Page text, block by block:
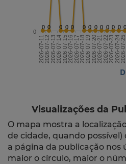
0 0 0 0 0 0 0 0 0 0 0 0 0
2026-07-112026-07-122026-07-132026-07-142026-07-152026-07-162026-07-172026-07-182026-07-192026-07-202026-07-212026-07-222026-07-232026-07-242026-07-25
0
Visualizações da
O mapa mostra a
de cidade, quando possível)
a página da publicação nos
maior o círculo, maior o